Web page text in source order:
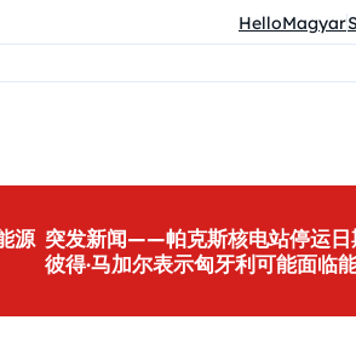
HelloMagyar
源 突发新闻——帕克斯核电站停运日
彼得·马加尔表示匈牙利可能面临